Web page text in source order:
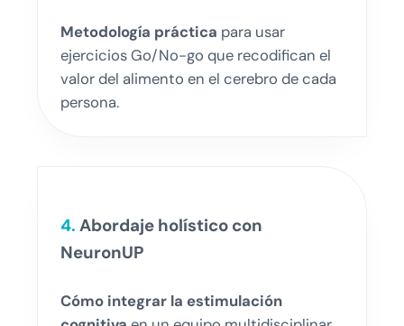
Metodología práctica para usar
ejercicios Go/No-go que recodifican el
valor del alimento en el cerebro de cada
persona.
4. Abordaje holístico con
NeuronUP
Cómo integrar la estimulación